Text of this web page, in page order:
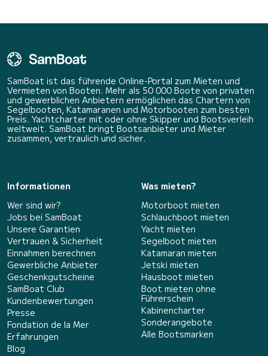
SamBoat ist das führende Online-Portal zum Mieten und
Vermieten von Booten. Mehr als 50 000 Boote von privaten
und gewerblichen Anbietern ermöglichen das Chartern von
Segelbooten, Katamaranen und Motorbooten zum besten
Preis. Yachtcharter mit oder ohne Skipper und Bootsverleih
weltweit. SamBoat bringt Bootsanbieter und Mieter
zusammen, vertraulich und sicher.
Informationen
Wer sind wir?
Jobs bei SamBoat
Unsere Garantien
Vertrauen & Sicherheit
Einnahmen berechnen
Gewerbliche Anbieter
Geschenkgutscheine
SamBoat Club
Kundenbewertungen
Presse
Fondation de la Mer
Erfahrungen
Blog
Was mieten?
Motorboot mieten
Schlauchboot mieten
Yacht mieten
Segelboot mieten
Katamaran mieten
Jetski mieten
Hausboot mieten
Boot mieten ohne
Führerschein
Kabinencharter
Sonderangebote
Alle Bootsmarken